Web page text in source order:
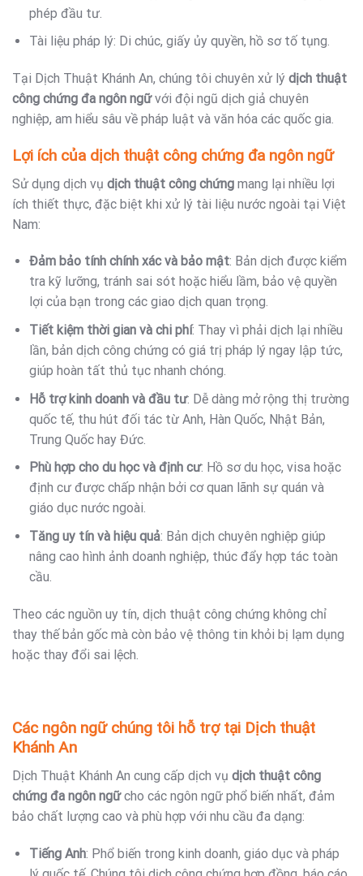
phép đầu tư.
Tài liệu pháp lý: Di chúc, giấy ủy quyền, hồ sơ tố tụng.
Tại Dịch Thuật Khánh An, chúng tôi chuyên xử lý dịch thuật
công chứng đa ngôn ngữvới đội ngũ dịch giả chuyên
nghiệp, am hiểu sâu về pháp luật và văn hóa các quốc gia.
Lợi ích của dịch thuật công chứng đa ngôn ngữ
Sử dụng dịch vụ dịch thuật công chứng mang lại nhiều lợi
ích thiết thực, đặc biệt khi xử lý tài liệu nước ngoài tại Việt
Nam:
Đảm bảo tính chính xác và bảo mật: Bản dịch được kiểm
tra kỹ lưỡng, tránh sai sót hoặc hiểu lầm, bảo vệ quyền
lợi của bạn trong các giao dịch quan trọng.
Tiết kiệm thời gian và chi phí: Thay vì phải dịch lại nhiều
lần, bản dịch công chứng có giá trị pháp lý ngay lập tức,
giúp hoàn tất thủ tục nhanh chóng.
Hỗ trợ kinh doanh và đầu tư: Dễ dàng mở rộng thị trường
quốc tế, thu hút đối tác từ Anh, Hàn Quốc, Nhật Bản,
Trung Quốc hay Đức.
Phù hợp cho du học và định cư: Hồ sơ du học, visa hoặc
định cư được chấp nhận bởi cơ quan lãnh sự quán và
giáo dục nước ngoài.
Tăng uy tín và hiệu quả: Bản dịch chuyên nghiệp giúp
nâng cao hình ảnh doanh nghiệp, thúc đẩy hợp tác toàn
cầu.
Theo các nguồn uy tín, dịch thuật công chứng không chỉ
thay thế bản gốc mà còn bảo vệ thông tin khỏi bị lạm dụng
hoặc thay đổi sai lệch.
Các ngôn ngữ chúng tôi hỗ trợ tại Dịch thuật
Khánh An
Dịch Thuật Khánh An cung cấp dịch vụ dịch thuật công
chứng đa ngôn ngữcho các ngôn ngữ phổ biến nhất, đảm
bảo chất lượng cao và phù hợp với nhu cầu đa dạng:
Tiếng Anh: Phổ biến trong kinh doanh, giáo dục và pháp